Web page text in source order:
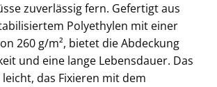
zuverlässig fern. Gefertigt aus
Polyethylen mit einer
260 g/m², bietet die Abdeckung
und eine lange Lebensdauer. Das
das Fixieren mit dem